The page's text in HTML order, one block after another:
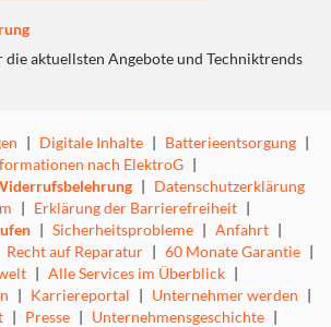
die aktuellsten Angebote und Techniktrends
| Digitale Inhalte | Batterieentsorgung |
nach ElektroG |
| Datenschutzerklärung
| Erklärung der Barrierefreiheit |
| Sicherheitsprobleme | Anfahrt |
Recht auf Reparatur | 60 Monate Garantie |
| Alle Services im Überblick |
| Karriereportal | Unternehmer werden |
| Presse | Unternehmensgeschichte |